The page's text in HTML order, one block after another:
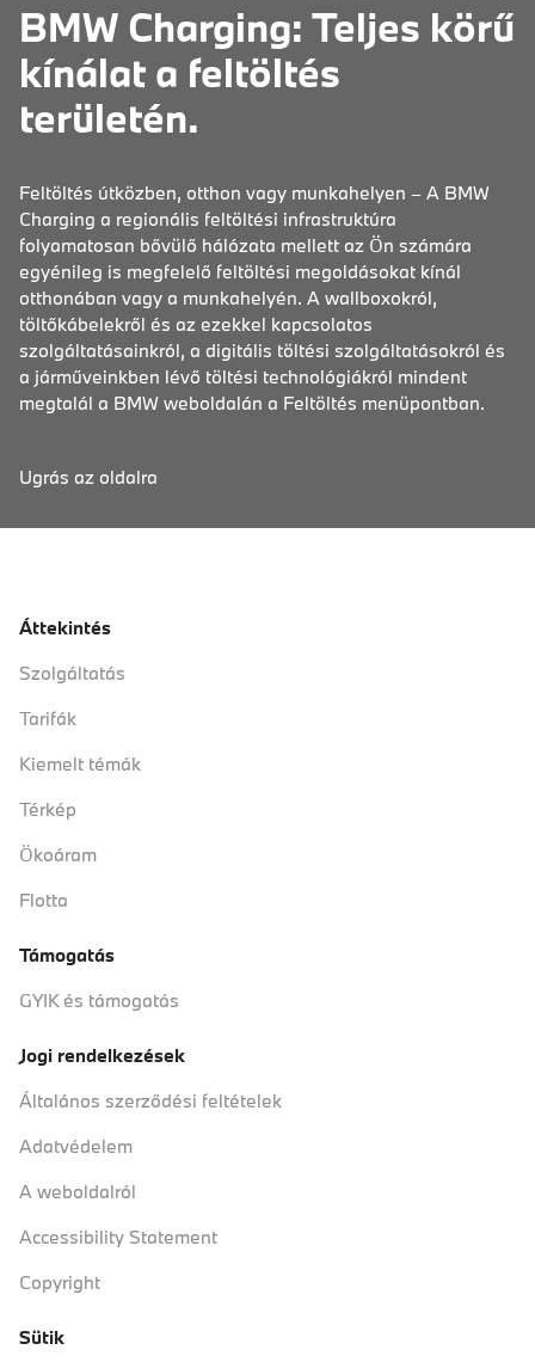
BMW Charging: Teljes körű
kínálat a feltöltés
területén.
Feltöltés útközben, otthon vagy munkahelyen – A BMW
Charging a regionális feltöltési infrastruktúra
folyamatosan bővülő hálózata mellett az Ön számára
egyénileg is megfelelő feltöltési megoldásokat kínál
otthonában vagy a munkahelyén. A wallboxokról,
töltőkábelekről és az ezekkel kapcsolatos
szolgáltatásainkról, a digitális töltési szolgáltatásokról és
a járműveinkben lévő töltési technológiákról mindent
megtalál a BMW weboldalán a Feltöltés menüpontban.
Ugrás az oldalra
Áttekintés
Szolgáltatás
Tarifák
Kiemelt témák
Térkép
Ökoáram
Flotta
Támogatás
GYIK és támogatás
Jogi rendelkezések
Általános szerződési feltételek
Adatvédelem
A weboldalról
Accessibility Statement
Copyright
Sütik